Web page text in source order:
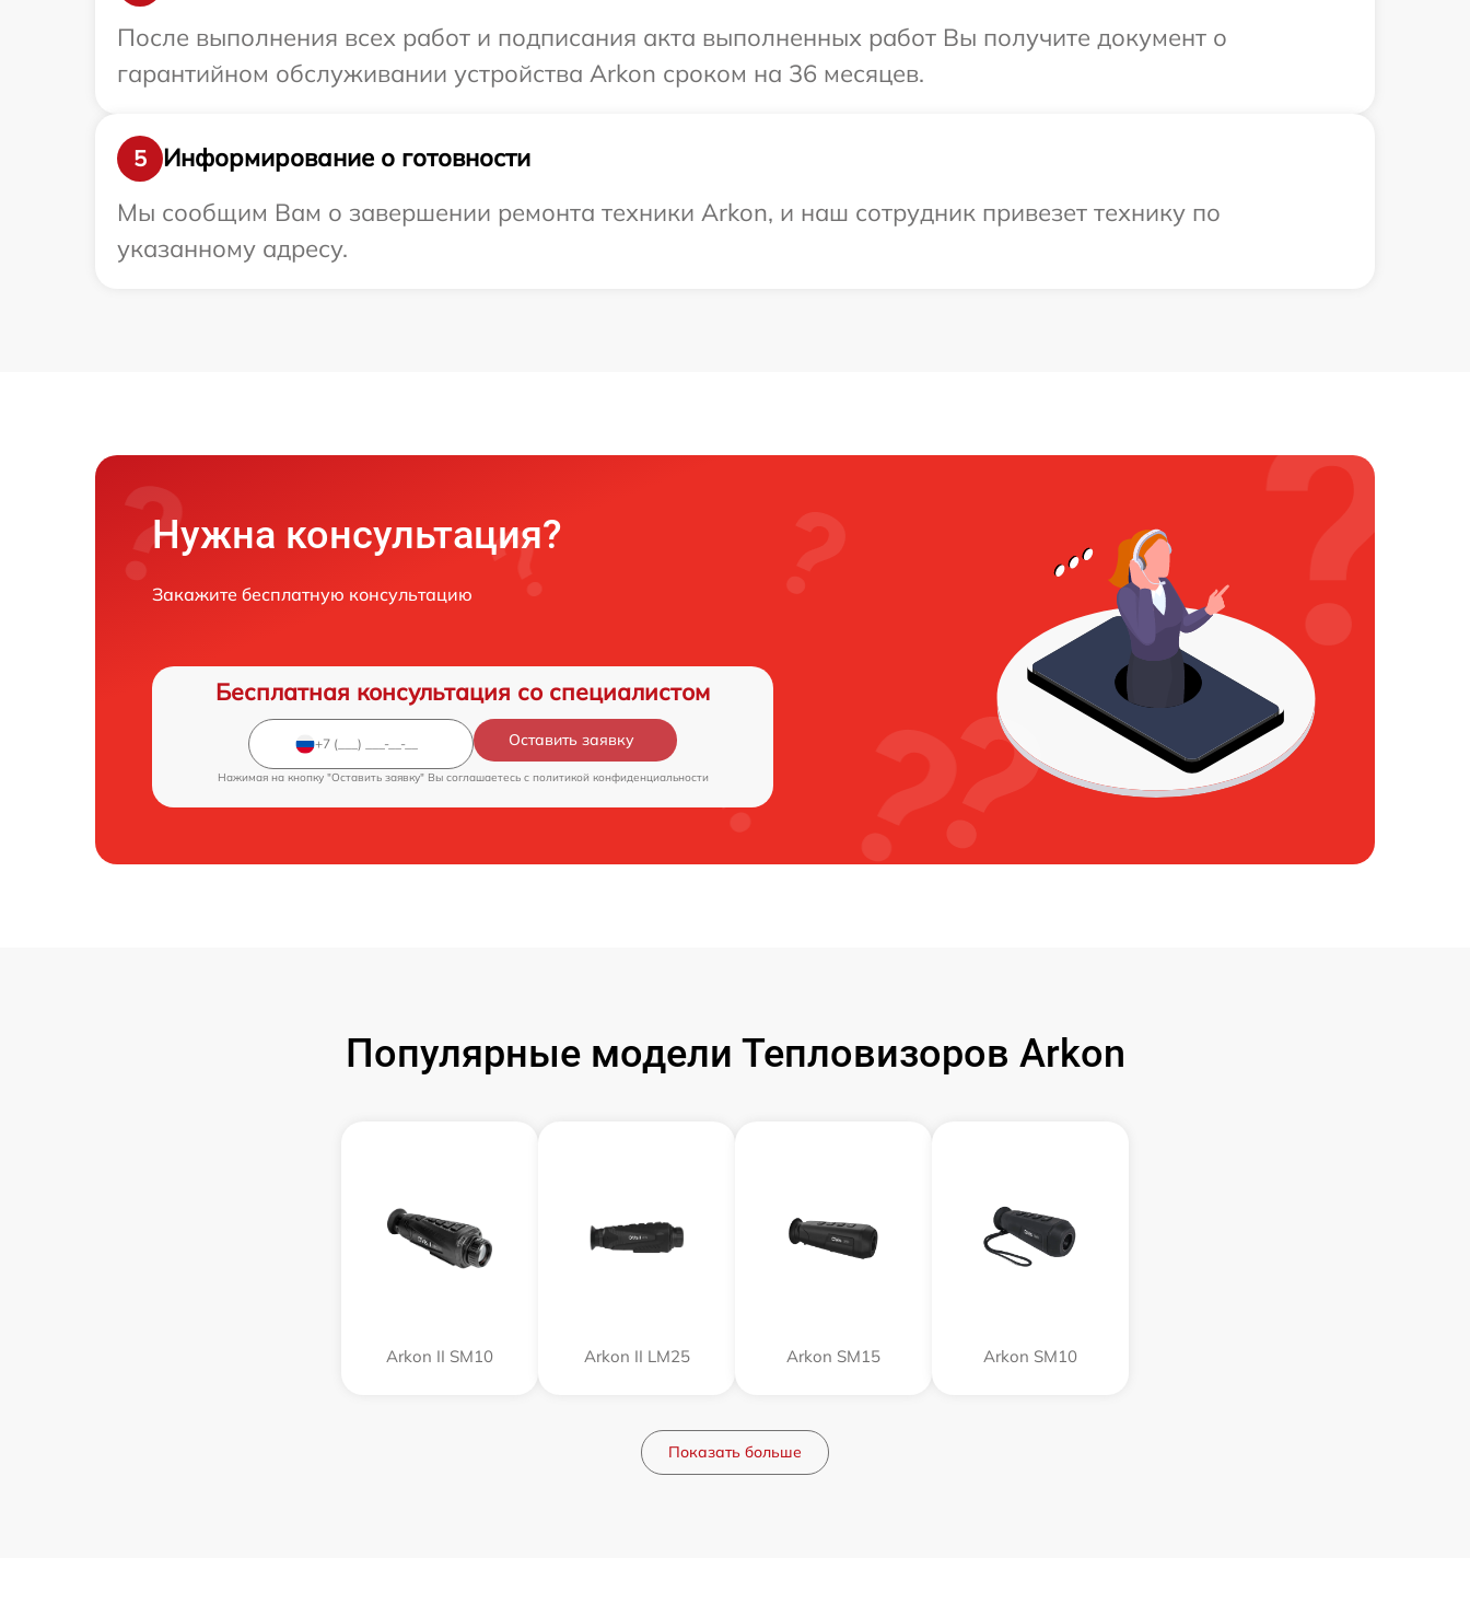
После выполнения всех работ и подписания акта выполненных работ Вы получите документ о
гарантийном обслуживании устройства Arkon сроком на 36 месяцев.
5
Информирование о готовности
Мы сообщим Вам о завершении ремонта техники Arkon, и наш сотрудник привезет технику по
указанному адресу.
Нужна консультация?
Закажите бесплатную консультацию
Бесплатная консультация со специалистом
Оставить заявку
Нажимая на кнопку "Оставить заявку" Вы соглашаетесь c политикой конфиденциальности
Популярные модели Тепловизоров Arkon
Arkon II SM10 Arkon II LM25 Arkon SM15 Arkon SM10
Показать больше